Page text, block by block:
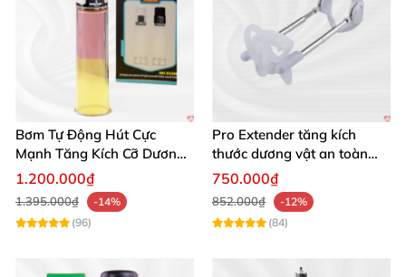
Bơm Tự Động Hút Cực
Mạnh Tăng Kích Cỡ Dương
Vật Hiệu Quả
1.200.000₫
1.395.000₫
-14%
(96)
Pro Extender tăng kích
thước dương vật an toàn
hiệu quả
750.000₫
852.000₫
-12%
(84)